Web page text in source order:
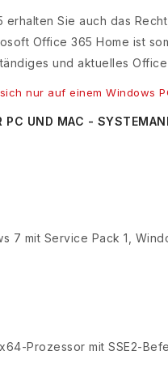
Sie auch das
Office 365 Home ist
und aktuelles
nur auf einem Windows
UND MAC -
7 mit Service Pack 1,
Prozessor mit SSE2-